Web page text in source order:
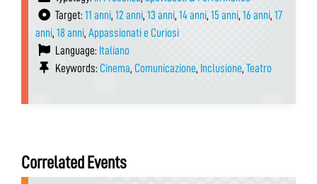
Target: 11 anni, 12 anni, 13 anni, 14 anni, 15 anni, 16 anni, 17
anni, 18 anni, Appassionati e Curiosi
Language: Italiano
Keywords: Cinema, Comunicazione, Inclusione, Teatro
Correlated Events